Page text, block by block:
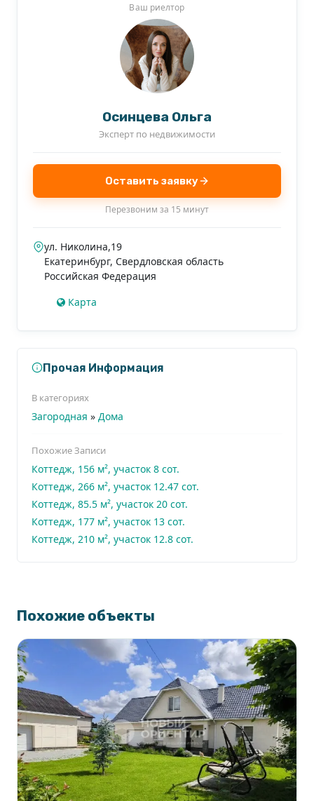
Ваш риелтор
Осинцева Ольга
Эксперт по недвижимости
Оставить заявку
Перезвоним за 15 минут
ул. Николина,19
Екатеринбург, Свердловская область
Российская Федерация
Карта
Прочая Информация
В категориях
Загородная » Дома
Похожие Записи
Коттедж, 156 м², участок 8 сот.
Коттедж, 266 м², участок 12.47 сот.
Коттедж, 85.5 м², участок 20 сот.
Коттедж, 177 м², участок 13 сот.
Коттедж, 210 м², участок 12.8 сот.
Похожие объекты